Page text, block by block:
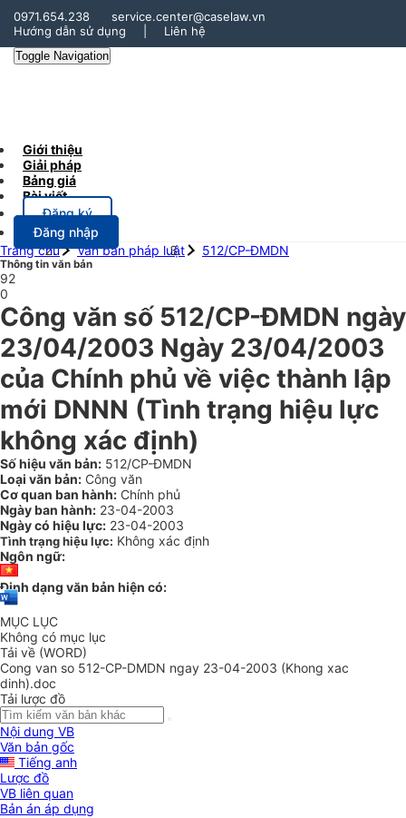
0971.654.238
service.center@caselaw.vn
Hướng dẫn sử dụng
Liên hệ
Toggle Navigation
Giới thiệu
Giải pháp
Bảng giá
Bài viết
Đăng ký
Đăng nhập
Trang chủ
Văn bản pháp luật 512/CP-ĐMDN
Thông tin văn bản
92
0
Công văn số 512/CP-ĐMDN ngày
23/04/2003 Ngày 23/04/2003
của Chính phủ về việc thành lập
mới DNNN (Tình trạng hiệu lực
không xác định)
Số hiệu văn bản: 512/CP-ĐMDN
Loại văn bản: Công văn
Cơ quan ban hành: Chính phủ
Ngày ban hành: 23-04-2003
Ngày có hiệu lực: 23-04-2003
Tình trạng hiệu lực: Không xác định
Ngôn ngữ:
Định dạng văn bản hiện có:
MỤC LỤC
Không có mục lục
Tải về (WORD)
Cong van so 512-CP-DMDN ngay 23-04-2003 (Khong xac
dinh).doc
Tải lược đồ
Nội dung VB
Văn bản gốc
Tiếng anh
Lược đồ
VB liên quan
Bản án áp dụng